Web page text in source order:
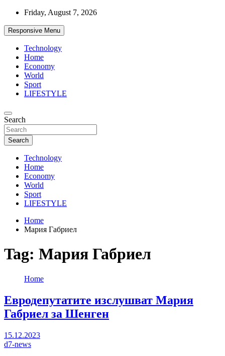
Skip
content
Friday, August 7, 2026
Responsive Menu
Technology
Home
Economy
World
Sport
LIFESTYLE
d7-news.com
News
Search
Search
Technology
Home
Economy
World
Sport
LIFESTYLE
Home
Мария Габриел
Tag: Мария Габриел
Home
Евродепутатите изслушват Мария
Габриел за Шенген
15.12.2023
d7-news